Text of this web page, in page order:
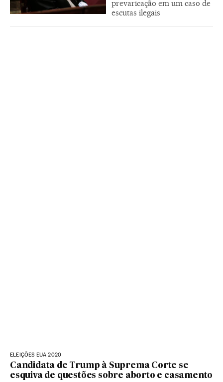
prevaricação em um caso de
escutas ilegais
ELEIÇÕES EUA 2020
Candidata de Trump à Suprema Corte se
esquiva de questões sobre aborto e casamento